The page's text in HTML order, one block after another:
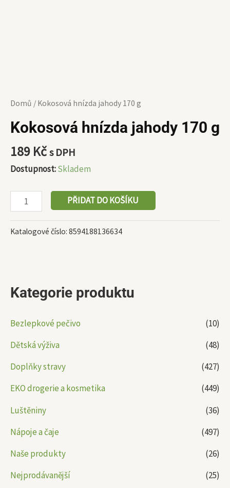
Kategorie produktu
Bezlepkové pečivo
(10)
Dětská výživa
(48)
Doplňky stravy
(427)
EKO drogerie a kosmetika
(449)
Luštěniny
(36)
Nápoje a čaje
(497)
Naše produkty
(26)
Nejprodávanější
(25)
Domů / Kokosová hnízda jahody 170 g
Kokosová hnízda jahody 170 g
189 Kčs DPH
Dostupnost:Skladem
PŘIDAT DO KOŠÍKU
Katalogové číslo: 8594188136634